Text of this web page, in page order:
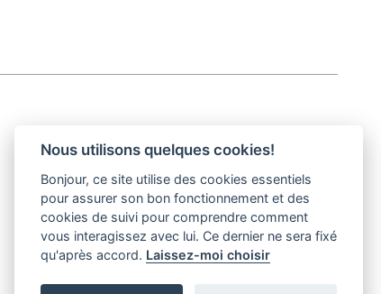
30° magazine
Pl. de la Palud 23
1003 Lausanne
Nous utilisons quelques cookies!
Bonjour, ce site utilise des cookies essentiels
pour assurer son bon fonctionnement et des
cookies de suivi pour comprendre comment
vous interagissez avec lui. Ce dernier ne sera fixé
qu'après accord. Laissez-moi choisir